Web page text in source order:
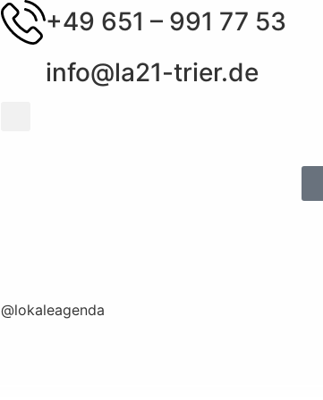
+49 651 – 991 77 53
info@la21-trier.de
@lokaleagenda